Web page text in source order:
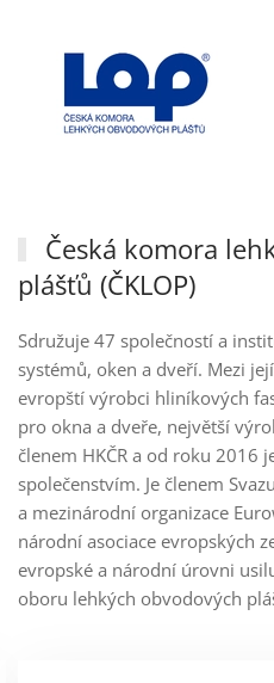
Česká komora
plášťů (ČKLOP)
Sdružuje 47 společností a
systémů, oken a dveří. Mezi
evropští výrobci hliníkových
pro okna a dveře, největší
členem HKČR a od roku 2016
společenstvím. Je členem
a mezinárodní organizace
národní asociace evropských
evropské a národní úrovni
oboru lehkých obvodových